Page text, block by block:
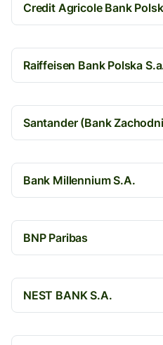
Credit Agricole Bank
Raiffeisen Bank Polska
Santander (Bank
Bank Millennium S.A.
BNP Paribas
NEST BANK S.A.